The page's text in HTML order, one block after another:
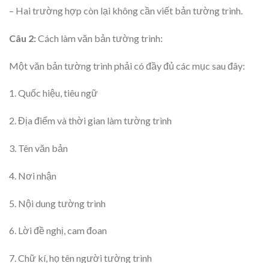
– Hai trường hợp còn lại không cần viết bản tường trình.
Câu 2:Cách làm văn bản tường trình:
Một văn bản tường trình phải có đầy đủ các mục sau đây:
1. Quốc hiệu, tiêu ngữ
2. Địa điểm và thời gian làm tường trình
3. Tên văn bản
4. Nơi nhận
5. Nội dung tường trình
6. Lời đề nghị, cam đoan
7. Chữ kí, họ tên người tường trình